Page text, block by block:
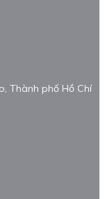
Thành phố Hồ Chí